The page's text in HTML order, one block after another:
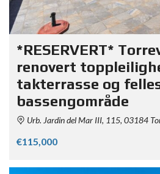
*RESERVERT*
renovert
takterrasse og
bassengområde
Urb. Jardin del Mar III, 115, 03184
€115,000